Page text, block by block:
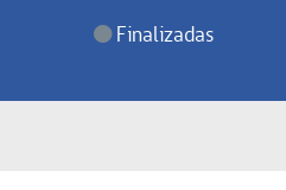
Finalizadas